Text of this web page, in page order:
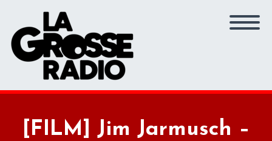
[FILM] Jim Jarmusch –